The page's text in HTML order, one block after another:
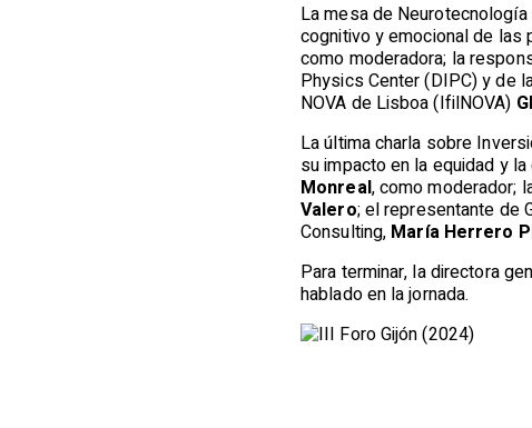
La mesa de
cognitivo y emocional de las
como moderadora; la
Physics Center (DIPC) y de
NOVA de Lisboa (IfilNOVA)
La última charla sobre
su impacto en la equidad y
Monreal, como moderador;
Valero; el representante de
Consulting, María Herrero
Para terminar, la directora
hablado en la jornada.